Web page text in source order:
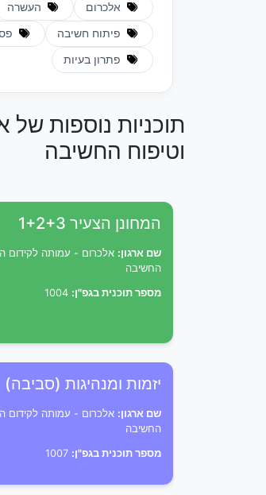
אלכרום העשרה
פיתוח חשיבה
פתרון בעיות
תוכניות נוספות
וטיפוח החשיבה
המחונן הצעיר 1+2+3
שם ארגון: אלכרום - עמותה לקידום
החשיבה
מספר תוכנית בגפ"ן:
יזמות ומנהיגות (סביבה)
שם ארגון: אלכרום - עמותה לקידום
החשיבה
מספר תוכנית בגפ"ן: